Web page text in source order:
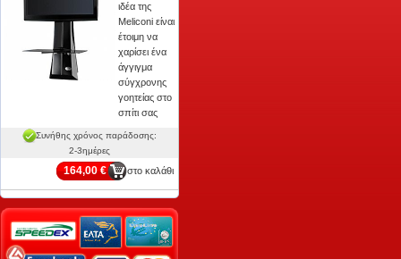
ιδέα της
Meliconi είναι
έτοιμη να
χαρίσει ένα
άγγιγμα
σύγχρονης
γοητείας στο
σπίτι σας
Συνήθης χρόνος παράδοσης:
2-3ημέρες
164,00 € στο καλάθι